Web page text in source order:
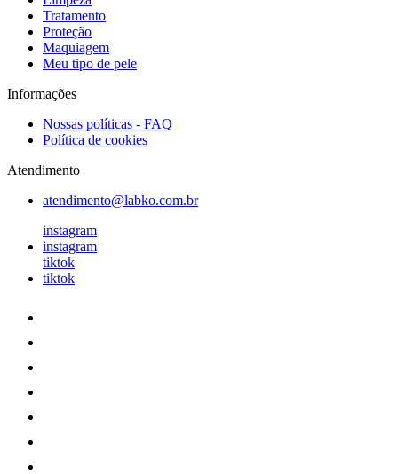
Tratamento
Proteção
Maquiagem
Meu tipo de pele
Informações
Nossas políticas - FAQ
Política de cookies
Atendimento
atendimento@labko.com.br
instagram
instagram
tiktok
tiktok